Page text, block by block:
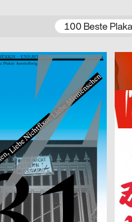
100 Beste
CH
2023
Zürich – und jetzt?!
CH
2023
2023
2023
D
2023